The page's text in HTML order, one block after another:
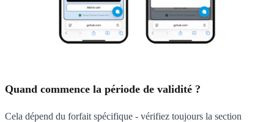
Quand commence la période de validité ?
Cela dépend du forfait spécifique - vérifiez toujours la section